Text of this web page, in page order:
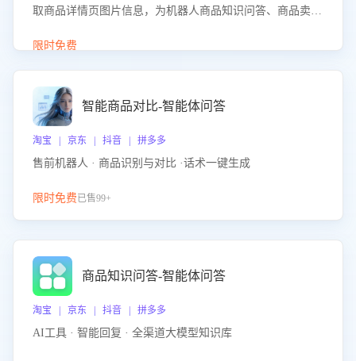
取商品详情页图片信息，为机器人商品知识问答、商品卖点
限时免费
智能商品对比-智能体问答
淘宝 | 京东 | 抖音 | 拼多多
售前机器人 · 商品识别与对比 ·话术一键生成
限时免费已售99+
商品知识问答-智能体问答
淘宝 | 京东 | 抖音 | 拼多多
AI工具 · 智能回复 · 全渠道大模型知识库